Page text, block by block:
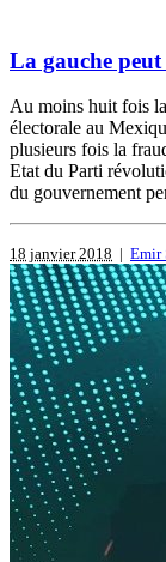
La gauche
Au moins huit fois
électorale au
plusieurs fois la
Etat du Parti
du gouvernement
18 janvier 2018 | Emir